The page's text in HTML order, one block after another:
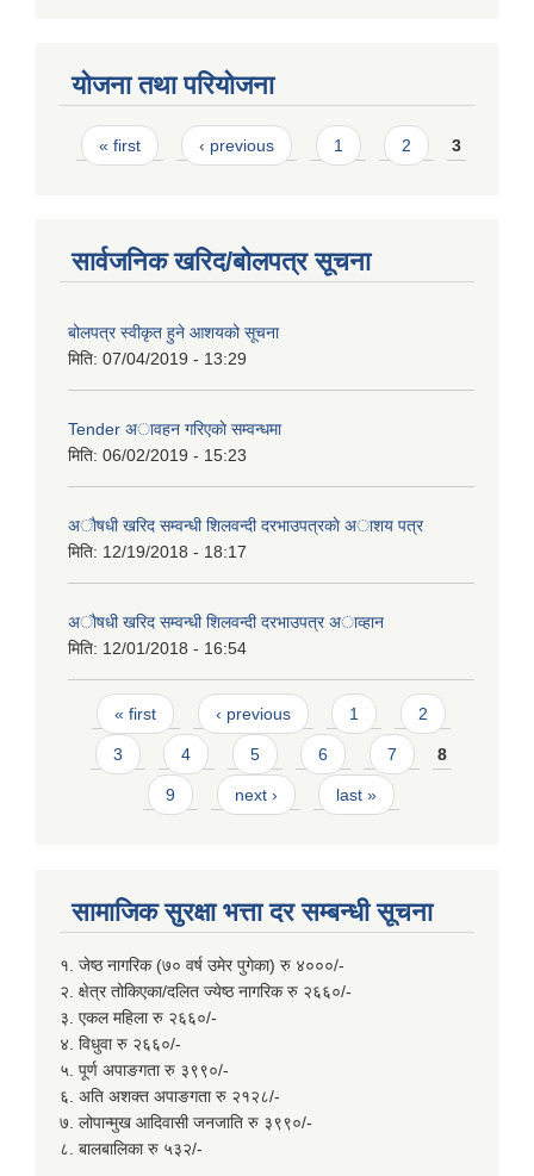
योजना तथा परियोजना
Pages
« first ‹ previous 1 2 3
सार्वजनिक खरिद/बोलपत्र सूचना
बोलपत्र स्वीकृत हुने आशयको सूचना
मिति: 07/04/2019 - 13:29
Tender अावहन गरिएकाे सम्वन्धमा
मिति: 06/02/2019 - 15:23
अाैषधी खरिद सम्वन्धी शिलवन्दी दरभाउपत्रकाे अाशय पत्र
मिति: 12/19/2018 - 18:17
अाैषधी खरिद सम्वन्धी शिलवन्दी दरभाउपत्र अाव्हान
मिति: 12/01/2018 - 16:54
Pages
« first ‹ previous 1 2
3 4 5 6 7 8
9 next › last »
सामाजिक सुरक्षा भत्ता दर सम्बन्धी सूचना
१. जेष्ठ नागरिक (७० वर्ष उमेर पुगेका) रु ४०००/-
२. क्षेत्र तोकिएका/दलित ज्येष्ठ नागरिक रु २६६०/-
३. एकल महिला रु २६६०/-
४. विधुवा रु २६६०/-
५. पूर्ण अपाङगता रु ३९९०/-
६. अति अशक्त अपाङगता रु २१२८/-
७. लोपान्मुख आदिवासी जनजाति रु ३९९०/-
८. बालबालिका रु ५३२/-